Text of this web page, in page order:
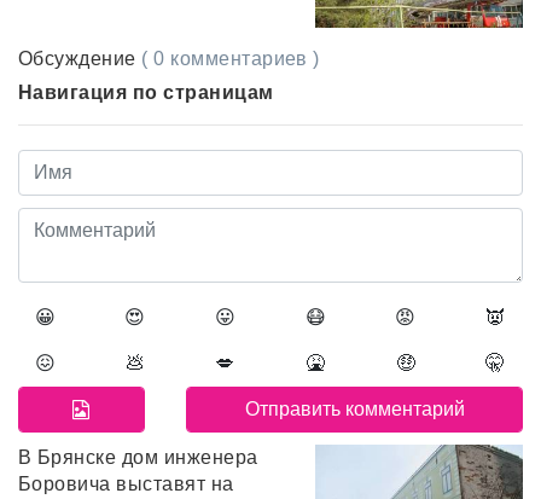
Обсуждение ( 0 комментариев )
Навигация по страницам
😀 😍 😛 😷 😡 👿
😖 💩 💋 🤮 🤑 🤫
В Брянске дом инженера
Боровича выставят на